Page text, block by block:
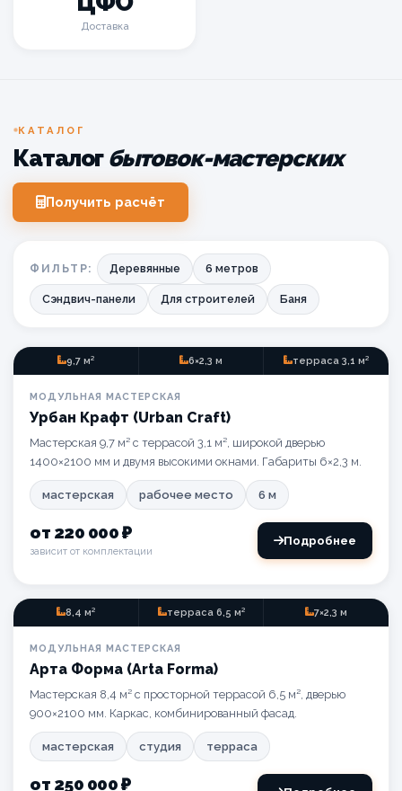
Доставка
КАТАЛОГ
Каталог бытовок-мастерских
Получить расчёт
ФИЛЬТР: Деревянные 6 метров
Сэндвич-панели Для строителей Баня
МАСТЕРСКАЯ
9,7 м² 6×2,3 м терраса 3,1 м²
МОДУЛЬНАЯ МАСТЕРСКАЯ
Урбан Крафт (Urban Craft)
Мастерская 9,7 м² с террасой 3,1 м², широкой дверью
1400×2100 мм и двумя высокими окнами. Габариты 6×2,3 м.
мастерская рабочее место 6 м
от 220 000 ₽
зависит от комплектации
Подробнее
МАСТЕРСКАЯ
8,4 м² терраса 6,5 м² 7×2,3 м
МОДУЛЬНАЯ МАСТЕРСКАЯ
Арта Форма (Arta Forma)
Мастерская 8,4 м² с просторной террасой 6,5 м², дверью
900×2100 мм. Каркас, комбинированный фасад.
мастерская студия терраса
от 250 000 ₽